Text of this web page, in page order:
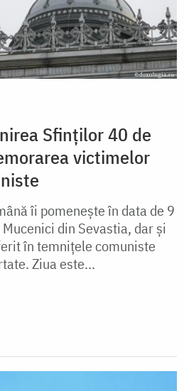
Sfinților 40 de
victimelor
îi pomenește în data de 9
din Sevastia, dar și
în temnițele comuniste
Ziua este...